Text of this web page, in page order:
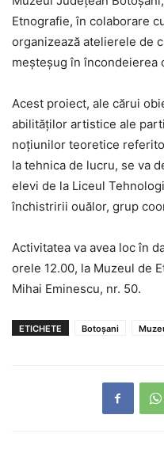
Etnografie, în colaborare
organizează atelierele de
meșteșug în încondeierea
Acest proiect, ale cărui
abilităților artistice ale
noțiunilor teoretice
la tehnica de lucru, se va
elevi de la Liceul
închistririi ouălor, grup
Activitatea va avea loc în
orele 12.00, la Muzeul de
Mihai Eminescu, nr. 50.
ETICHETE Botoșani